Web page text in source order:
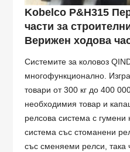
Kobelco P&H315
части за
Верижен ходова
Системите за коловоз
многофункционално.
товари от 300 кг до 400
необходимия товар и
релсова система с
система със стоманени
със сменяеми релси, така